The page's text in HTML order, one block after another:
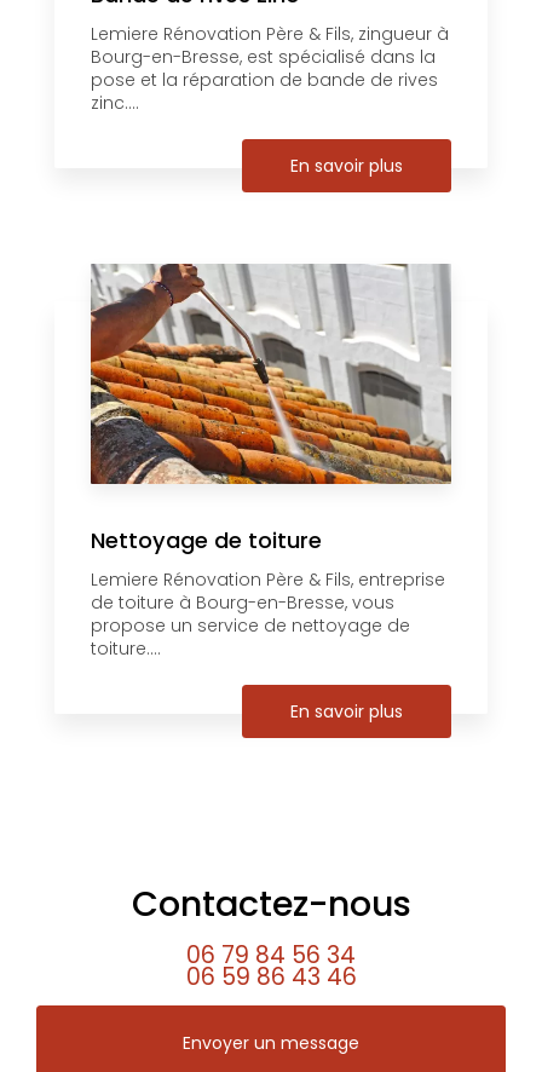
Lemiere Rénovation Père & Fils, zingueur à
Bourg-en-Bresse, est spécialisé dans la
pose et la réparation de bande de rives
zinc....
En savoir plus
Nettoyage de toiture
Lemiere Rénovation Père & Fils, entreprise
de toiture à Bourg-en-Bresse, vous
propose un service de nettoyage de
toiture....
En savoir plus
Contactez-nous
06 79 84 56 34
06 59 86 43 46
Envoyer un message